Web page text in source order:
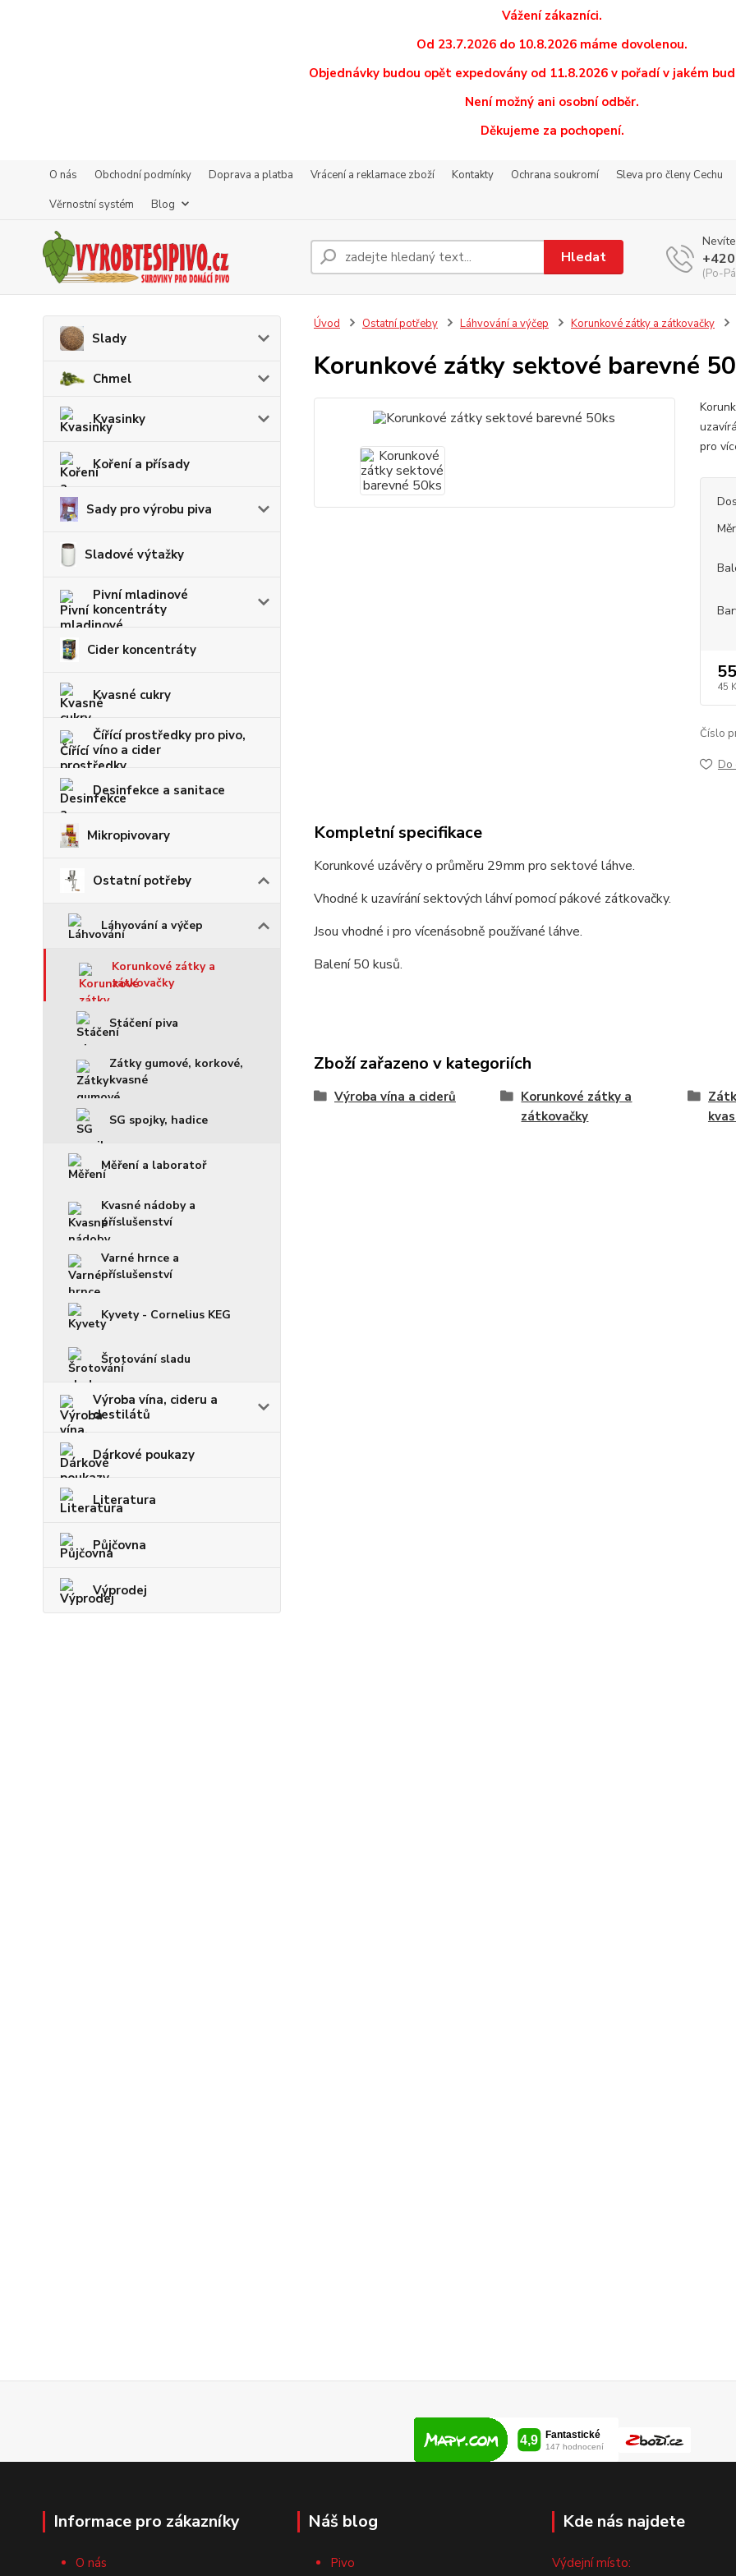
Vážení zákazníci.
Od 23.7.2026 do 10.8.2026 máme dovolenou.
Objednávky budou opět expedovány od 11.8.2026 v pořadí v jakém
Není možný ani osobní odběr.
Děkujeme za pochopení.
O nás Obchodní podmínky Doprava a platba Vrácení a reklamace zboží Kontakty Ochrana soukromí
Sleva pro členy Cechu
Věrnostní systém
Blog
Hledat
(Po-
Slady
Chmel
Kvasinky
Koření a přísady
Sady pro výrobu piva
Sladové výtažky
Pivní mladinové
koncentráty
Cider koncentráty
Kvasné cukry
Čířící prostředky pro pivo,
víno a cider
Desinfekce a sanitace
Mikropivovary
Ostatní potřeby
Láhvování a výčep
Korunkové zátky a
zátkovačky
Stáčení piva
Zátky gumové, korkové,
kvasné
SG spojky, hadice
Měření a laboratoř
Kvasné nádoby a
příslušenství
Varné hrnce a
příslušenství
Kyvety - Cornelius KEG
Šrotování sladu
Výroba vína, cideru a
destilátů
Dárkové poukazy
Literatura
Půjčovna
Výprodej
Úvod Ostatní potřeby Láhvování a výčep Korunkové zátky a zátkovačky
Korunkové zátky sektové barevné
pro
45
Číslo
Do
Kompletní specifikace
Korunkové uzávěry o průměru 29mm pro sektové láhve.
Vhodné k uzavírání sektových láhví pomocí pákové zátkovačky.
Jsou vhodné i pro vícenásobně používané láhve.
Balení 50 kusů.
Zboží zařazeno v kategoriích
Výroba vína a ciderů
Korunkové zátky a
zátkovačky
Informace pro zákazníky
O nás
Náš blog
Pivo
Kde nás najdete
Výdejní místo: